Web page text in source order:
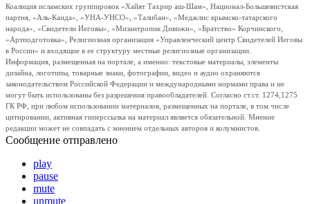
Коалиция исламских группировок «Хайят Тахрир аш-Шам», Национал-Большевистская
партия, «Аль-Каида», «УНА-УНСО», «Талибан», «Меджлис крымско-татарского
народа», «Свидетели Иеговы», «Мизантропик Дивижн», «Братство» Корчинского,
«Артподготовка», Религиозная организация «Управленческий центр Свидетелей Иеговы
в России» и входящие в ее структуру местные религиозные организации.
Информация, размещенная на портале, а именно: текстовые материалы, элементы
дизайна, логотипы, товарные знаки, фотографии, видео и аудио охраняются
законодательством Российской Федерации и международными нормами права и не
могут быть использованы без разрешения правообладателей. Согласно ст.ст. 1274,1275
ГК РФ, при любом использовании материалов, размещенных на портале, в том числе
цитировании, активная гиперссылка на материал является обязательной. Мнение
редакции может не совпадать с мнением отдельных авторов и колумнистов.
Сообщение отправлено
play
pause
mute
unmute